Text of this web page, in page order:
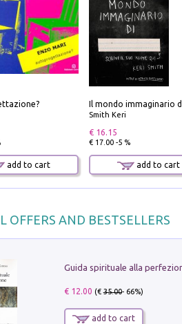
add to cart
Il mondo immaginario
Smith Keri
€ 16.15
€ 17.00 -5 %
add to cart
OFFERS AND BESTSELLERS
Guida spirituale alla
€ 12.00 (€35.00- 66%)
add to cart